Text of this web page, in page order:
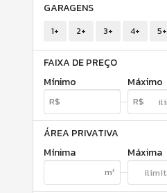
GARAGENS
1+ 2+ 3+ 4+ 5+
FAIXA DE PREÇO
Mínimo
Máximo
ÁREA PRIVATIVA
Mínima
Máxima